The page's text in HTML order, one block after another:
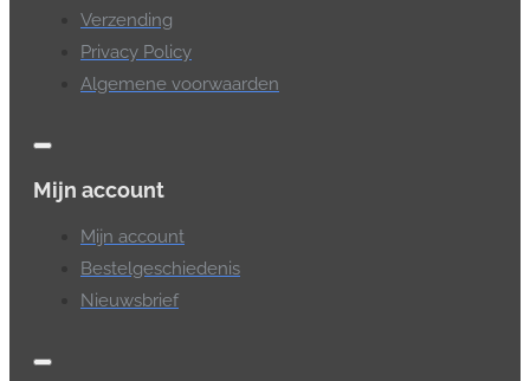
Verzending
Privacy Policy
Algemene voorwaarden
Mijn account
Mijn account
Bestelgeschiedenis
Nieuwsbrief